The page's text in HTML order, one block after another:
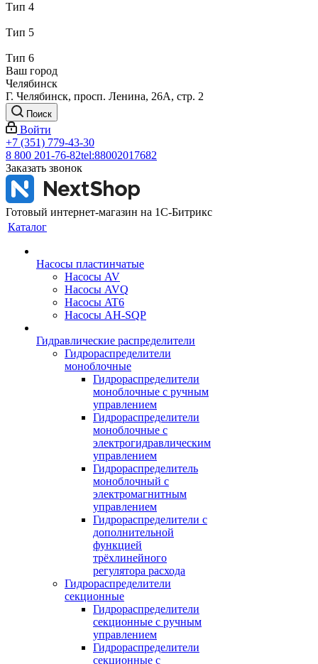
Тип 4
Тип 5
Тип 6
Ваш город
Челябинск
Г. Челябинск, просп. Ленина, 26А, стр. 2
Поиск
Войти
+7 (351) 779-43-30
8 800 201-76-82tel:88002017682
Заказать звонок
Готовый интернет-магазин на 1С-Битрикс
Каталог
Насосы пластинчатые
Насосы AV
Насосы AVQ
Насосы AT6
Насосы AH-SQP
Гидравлические распределители
Гидрораспределители
моноблочные
Гидрораспределители
моноблочные с ручным
управлением
Гидрораспределители
моноблочные с
электрогидравлическим
управлением
Гидрораспределитель
моноблочный с
электромагнитным
управлением
Гидрораспределители с
дополнительной
функцией
трёхлинейного
регулятора расхода
Гидрораспределители
секционные
Гидрораспределители
секционные с ручным
управлением
Гидрораспределители
секционные с